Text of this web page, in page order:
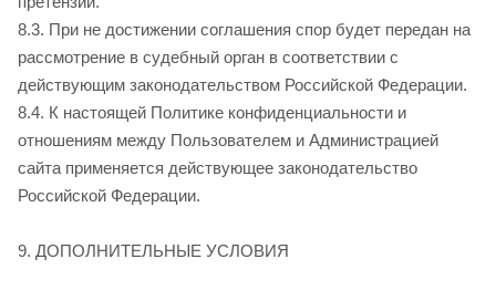
8.3. При не достижении соглашения спор будет передан на
рассмотрение в судебный орган в соответствии с
действующим законодательством Российской Федерации.
8.4. К настоящей Политике конфиденциальности и
отношениям между Пользователем и Администрацией
сайта применяется действующее законодательство
Российской Федерации.
9. ДОПОЛНИТЕЛЬНЫЕ УСЛОВИЯ